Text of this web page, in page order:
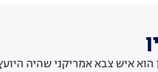
הוא איש צבא אמריקני שהיה